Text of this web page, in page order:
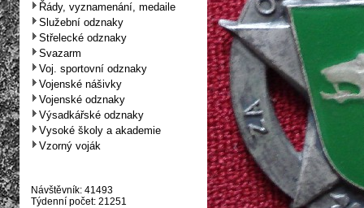
Řády, vyznamenání, medaile
Služební odznaky
Střelecké odznaky
Svazarm
Voj. sportovní odznaky
Vojenské nášivky
Vojenské odznaky
Výsadkářské odznaky
Vysoké školy a akademie
Vzorný voják
Návštěvník: 41493
Týdenní počet: 21251